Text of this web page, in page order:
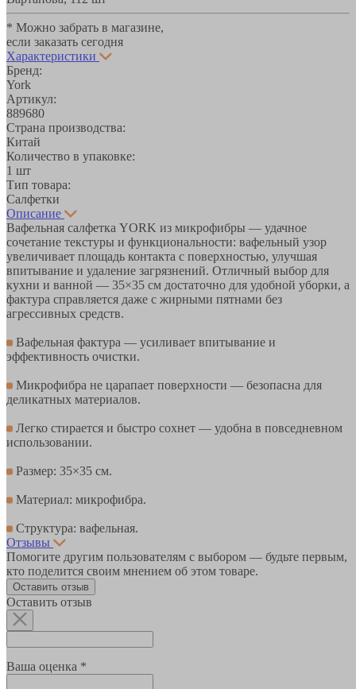
* Можно забрать в магазине,
если заказать сегодня
Характеристики
Бренд:
York
Артикул:
889680
Страна производства:
Китай
Количество в упаковке:
1 шт
Тип товара:
Салфетки
Описание
Вафельная салфетка YORK из микрофибры — удачное
сочетание текстуры и функциональности: вафельный узор
увеличивает площадь контакта с поверхностью, улучшая
впитывание и удаление загрязнений. Отличный выбор для
кухни и ванной — 35×35 см достаточно для удобной уборки, а
фактура справляется даже с жирными пятнами без
агрессивных средств.
Вафельная фактура — усиливает впитывание и
эффективность очистки.
Микрофибра не царапает поверхности — безопасна для
деликатных материалов.
Легко стирается и быстро сохнет — удобна в повседневном
использовании.
Размер: 35×35 см.
Материал: микрофибра.
Структура: вафельная.
Отзывы
Помогите другим пользователям с выбором — будьте первым,
кто поделится своим мнением об этом товаре.
Оставить отзыв
Оставить отзыв
Ваша оценка *